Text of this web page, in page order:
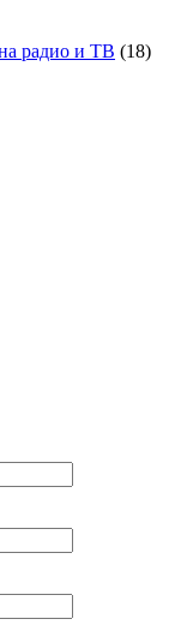
радио и ТВ (18)